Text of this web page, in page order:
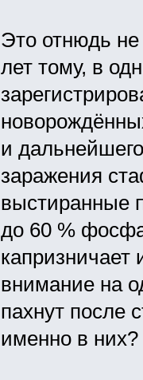
Это отнюдь не
лет тому, в
и
заражения
выстиранные
до 60 %
капризничает
внимание на
пахнут после
именно в них?